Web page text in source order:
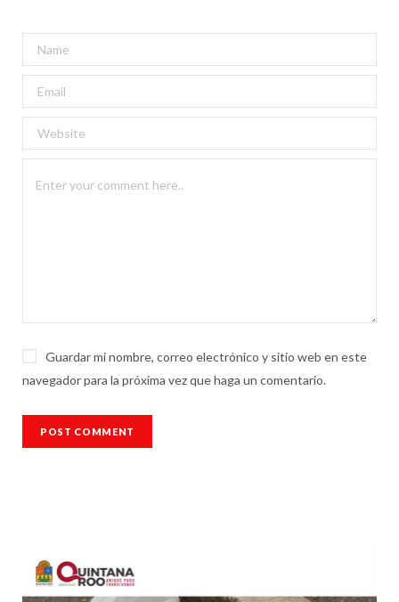
Guardar mi nombre, correo electrónico y sitio web en este
navegador para la próxima vez que haga un comentario.